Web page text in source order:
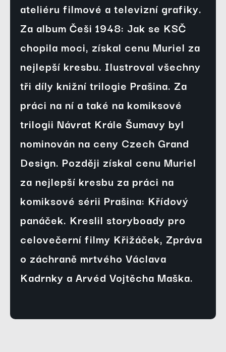
ateliéru filmové a televizní grafiky.
Za album Češi 1948: Jak se KSČ
chopila moci, získal cenu Muriel za
nejlepší kresbu. Ilustroval všechny
tři díly knižní trilogie Prašina. Za
práci na ní a také na komiksové
trilogii Návrat Krále Šumavy byl
nominován na ceny Czech Grand
Design. Později získal cenu Muriel
za nejlepší kresbu za práci na
komiksové sérii Prašina: Křídový
panáček. Kreslil storyboady pro
celovečerní filmy Křižáček, Zpráva
o záchraně mrtvého Václava
Kadrnky a Arvéd Vojtěcha Maška.